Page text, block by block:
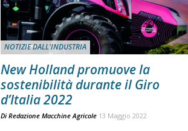
NOTIZIE DALL'INDUSTRIA
New Holland promuove la
sostenibilità durante il Giro
d’Italia 2022
Di Redazione Macchine Agricole 13 Maggio 2022